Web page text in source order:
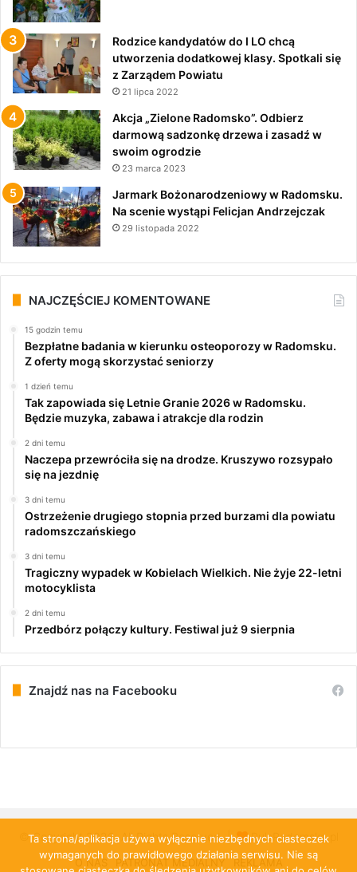
Rodzice kandydatów do I LO chcą
utworzenia dodatkowej klasy. Spotkali się
z Zarządem Powiatu
21 lipca 2022
Akcja „Zielone Radomsko”. Odbierz
darmową sadzonkę drzewa i zasadź w
swoim ogrodzie
23 marca 2023
Jarmark Bożonarodzeniowy w Radomsku.
Na scenie wystąpi Felicjan Andrzejczak
29 listopada 2022
NAJCZĘŚCIEJ KOMENTOWANE
15 godzin temu
Bezpłatne badania w kierunku osteoporozy w Radomsku.
Z oferty mogą skorzystać seniorzy
1 dzień temu
Tak zapowiada się Letnie Granie 2026 w Radomsku.
Będzie muzyka, zabawa i atrakcje dla rodzin
2 dni temu
Naczepa przewróciła się na drodze. Kruszywo rozsypało
się na jezdnię
3 dni temu
Ostrzeżenie drugiego stopnia przed burzami dla powiatu
radomszczańskiego
3 dni temu
Tragiczny wypadek w Kobielach Wielkich. Nie żyje 22-letni
motocyklista
2 dni temu
Przedbórz połączy kultury. Festiwal już 9 sierpnia
Znajdź nas na Facebooku
© Copyright 2026, All Rights Reserved | PulsRadomska.pl
O NAS PATRONAT MEDIALNY REKLAMA
Ta strona/aplikacja używa wyłącznie niezbędnych ciasteczek
wymaganych do prawidłowego działania serwisu. Nie są